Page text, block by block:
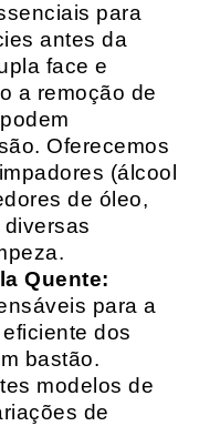
para
antes da
face e
a remoção de
Oferecemos
(álcool
de óleo,
Quente:
para a
dos
bastão.
modelos de
de